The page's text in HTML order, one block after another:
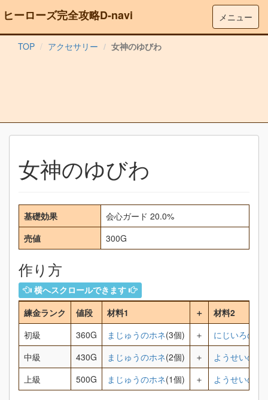
メニュー
ヒーローズ完全攻略D-navi
TOP アクセサリー 女神のゆびわ
女神のゆびわ
基礎効果
会心ガード 20.0%
売値
300G
作り方
横へスクロールできます
練金ランク 値段 材料1 ＋
材料2
初級
360G まじゅうのホネ(3個) ＋
にじいろの布
中級
430G まじゅうのホネ(2個) ＋
ようせいのひ
上級
500G まじゅうのホネ(1個) ＋ ようせいの首